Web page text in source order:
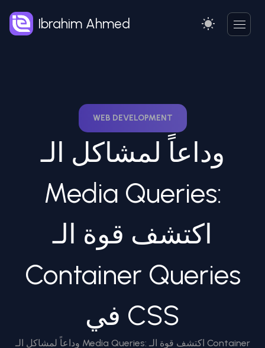
Ibrahim Ahmed
WEB DEVELOPMENT
وداعاً لمشاكل الـ
Media Queries:
اكتشف قوة الـ
Container Queries
في CSS
وداعاً لمشاكل الـ Media Queries: اكتشف قوة الـ Container